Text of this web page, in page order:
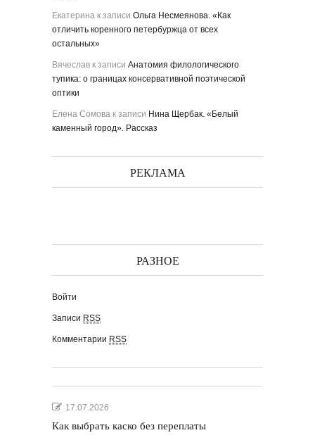
Екатерина к записи Ольга Несмеянова. «Как
отличить коренного петербуржца от всех
остальных»
Вячеслав к записи Анатомия филологического
тупика: о границах консервативной поэтической
оптики
Елена Сомова к записи Нина Щербак. «Белый
каменный город». Рассказ
РЕКЛАМА
РАЗНОЕ
Войти
Записи RSS
Комментарии RSS
17.07.2026
Как выбрать каско без переплаты